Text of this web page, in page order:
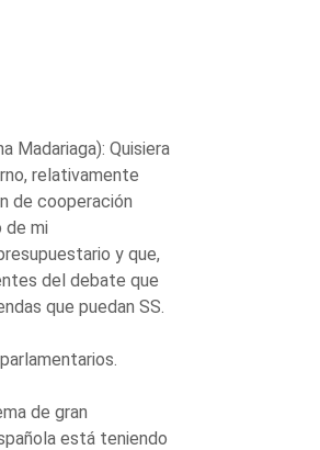
Madariaga): Quisiera
relativamente
de cooperación
de mi
y que,
del debate que
que puedan SS.
de gran
está teniendo